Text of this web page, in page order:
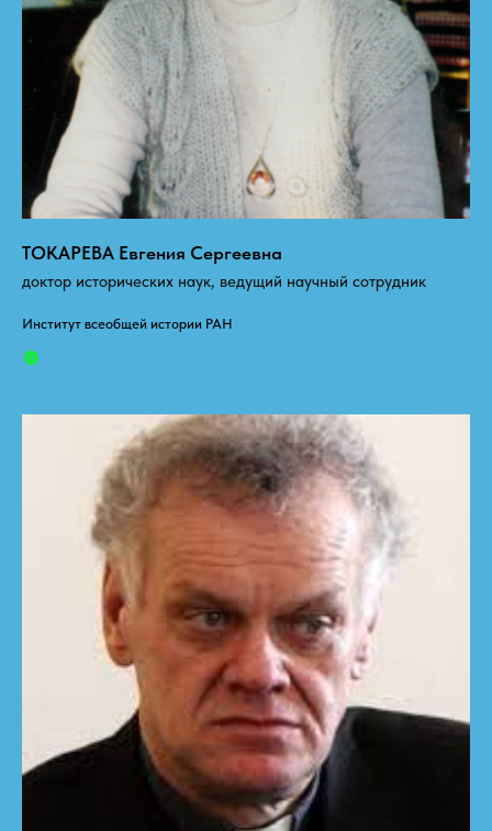
ТОКАРЕВА Евгения Сергеевна
доктор исторических наук, ведущий научный сотрудник
Институт всеобщей истории РАН